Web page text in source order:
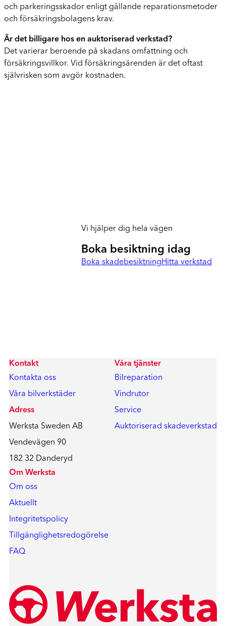
och parkeringsskador enligt gällande reparationsmetoder
och försäkringsbolagens krav.
Är det billigare hos en auktoriserad verkstad?
Det varierar beroende på skadans omfattning och
försäkringsvillkor. Vid försäkringsärenden är det oftast
självrisken som avgör kostnaden.
Vi hjälper dig hela vägen
Boka besiktning idag
Boka skadebesiktningHitta verkstad
Kontakt
Kontakta oss
Våra bilverkstäder
Adress
Werksta Sweden AB
Vendevägen 90
182 32 Danderyd
Våra tjänster
Bilreparation
Vindrutor
Service
Auktoriserad skadeverkstad
Om Werksta
Om oss
Aktuellt
Integritetspolicy
Tillgänglighetsredogörelse
FAQ